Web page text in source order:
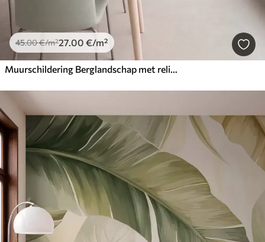
45.00€/m²27.00 €/m²
Muurschildering Berglandschap met reliëf